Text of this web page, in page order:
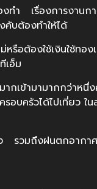
ำ เรื่องการงานก
บต้องทำให้ได้
อต้องใช้เงินใช้ทอ
เอ็ม
เข้ามามากกว่าห
บครัวได้ไปเที่ยว ใ
วมถึงฝนตกอากา